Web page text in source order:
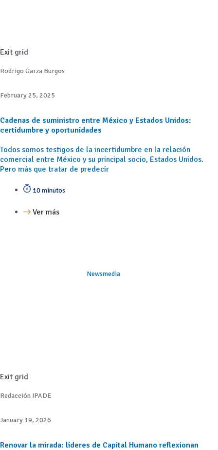
Exit grid
Rodrigo Garza Burgos
February 25, 2025
Cadenas de suministro entre México y Estados Unidos:
certidumbre y oportunidades
Todos somos testigos de la incertidumbre en la relación
comercial entre México y su principal socio, Estados Unidos.
Pero más que tratar de predecir
10 minutos
Ver más
Newsmedia
Exit grid
Redacción IPADE
January 19, 2026
Renovar la mirada: líderes de Capital Humano reflexionan